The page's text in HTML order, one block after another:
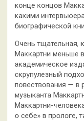
конце концов
какими
биографической
Очень тщательная,
Маккартни меньше
академическое
скрупулезный
повествования — в
музыканта
Маккартни-
о себе» в прологе,